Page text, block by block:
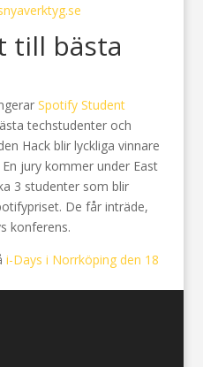
till bästa
Spotify Student
techstudenter och
Hack blir lyckliga vinnare
jury kommer under East
3 studenter som blir
De får inträde,
konferens.
i-Days i Norrköping den 18